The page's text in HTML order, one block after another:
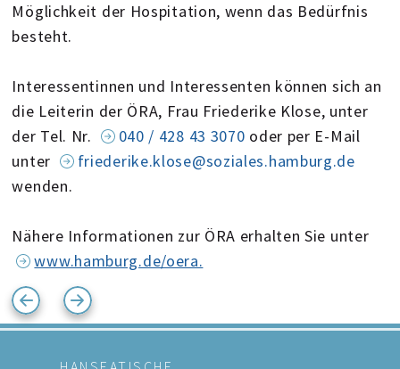
Möglichkeit der Hospitation, wenn das Bedürfnis
besteht.
Interessentinnen und Interessenten können sich an
die Leiterin der ÖRA, Frau Friederike Klose, unter
der Tel. Nr.
040 / 428 43 3070 oder per E-Mail
unter
friederike.klose@soziales.hamburg.de
wenden.
Nähere Informationen zur ÖRA erhalten Sie unter
www.hamburg.de/oera.